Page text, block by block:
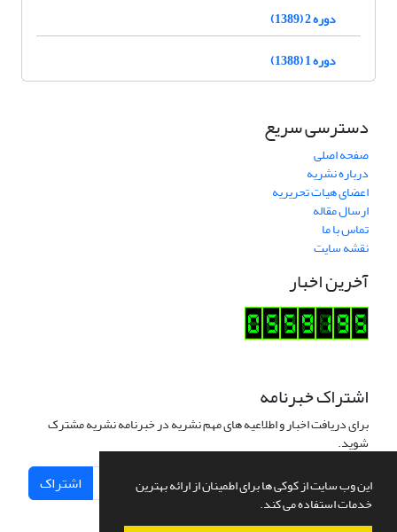
این وب سایت از کوکی ها برای اطمینان از ارائه بهترین
خدمات استفاده می کند.
دوره 2 (1389)
دوره 1 (1388)
دسترسی سریع
صفحه اصلی
درباره نشریه
اعضای هیات تحریریه
ارسال مقاله
تماس با ما
نقشه سایت
آخرین اخبار
اشتراک خبرنامه
برای دریافت اخبار و اطلاعیه های مهم نشریه در خبرنامه نشریه مشترک
شوید.
اشتراک